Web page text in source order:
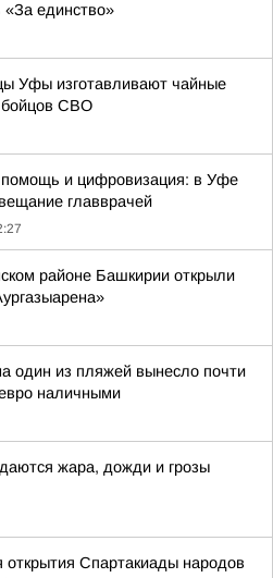
единство»
Уфы изготавливают чайные
СВО
помощь и цифровизация: в Уфе
главврачей
районе Башкирии открыли
один из пляжей вынесло почти
наличными
жара, дожди и грозы
открытия Спартакиады народов